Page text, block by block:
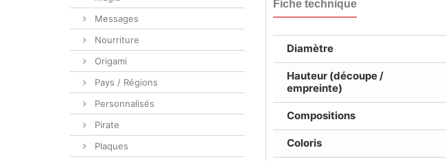
Fiche technique
Diamètre
Hauteur (découpe /
empreinte)
Compositions
Coloris
Messages
Nourriture
Origami
Pays / Régions
Personnalisés
Pirate
Plaques